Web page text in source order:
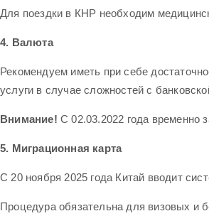
Для поездки в КНР необходим
4. Валюта
Рекомендуем иметь при себе
услуги в случае сложностей с
Внимание! С 02.03.2022 года временно
5. Миграционная карта
С 20 ноября 2025 года Китай вводит
Процедура обязательна для визовых и